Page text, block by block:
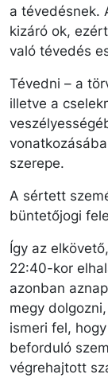
a tévedésnek.
kizáró ok,
való tévedés
Tévedni – a
illetve a
szerepe.
A sértett
büntetőjogi
Így az
22:40-kor
azonban
megy
ismeri fel,
beforduló
végrehajtott